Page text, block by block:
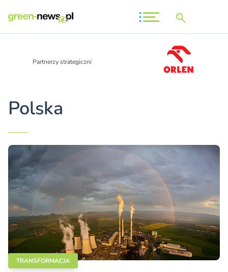
Partnerzy strategiczni
Polska
TRANSFORMACJA